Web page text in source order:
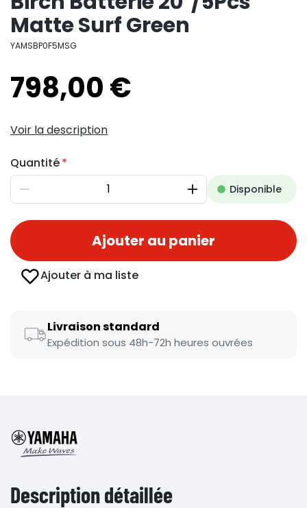
Matte Surf Green
YAMSBP0F5MSG
798,00 €
Voir la description
Quantité
Diminuer AugmenterDisponible
Ajouter au panier
Ajouter à ma liste
Livraison standard
Expédition sous 48h-72h heures ouvrées
Description détaillée